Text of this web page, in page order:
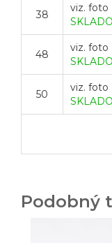
38
viz. foto
48
viz. foto
50
viz. foto
Podobný